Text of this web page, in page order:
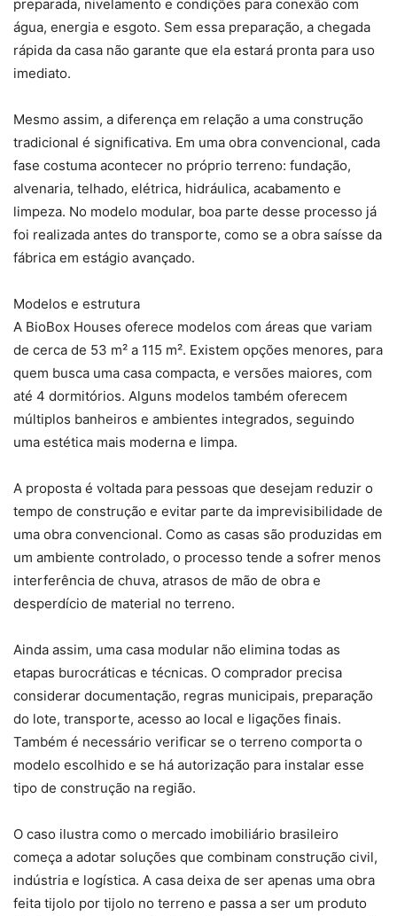
preparada, nivelamento e condições para conexão com
água, energia e esgoto. Sem essa preparação, a chegada
rápida da casa não garante que ela estará pronta para uso
imediato.
Mesmo assim, a diferença em relação a uma construção
tradicional é significativa. Em uma obra convencional, cada
fase costuma acontecer no próprio terreno: fundação,
alvenaria, telhado, elétrica, hidráulica, acabamento e
limpeza. No modelo modular, boa parte desse processo já
foi realizada antes do transporte, como se a obra saísse da
fábrica em estágio avançado.
Modelos e estrutura
A BioBox Houses oferece modelos com áreas que variam
de cerca de 53 m² a 115 m². Existem opções menores, para
quem busca uma casa compacta, e versões maiores, com
até 4 dormitórios. Alguns modelos também oferecem
múltiplos banheiros e ambientes integrados, seguindo
uma estética mais moderna e limpa.
A proposta é voltada para pessoas que desejam reduzir o
tempo de construção e evitar parte da imprevisibilidade de
uma obra convencional. Como as casas são produzidas em
um ambiente controlado, o processo tende a sofrer menos
interferência de chuva, atrasos de mão de obra e
desperdício de material no terreno.
Ainda assim, uma casa modular não elimina todas as
etapas burocráticas e técnicas. O comprador precisa
considerar documentação, regras municipais, preparação
do lote, transporte, acesso ao local e ligações finais.
Também é necessário verificar se o terreno comporta o
modelo escolhido e se há autorização para instalar esse
tipo de construção na região.
O caso ilustra como o mercado imobiliário brasileiro
começa a adotar soluções que combinam construção civil,
indústria e logística. A casa deixa de ser apenas uma obra
feita tijolo por tijolo no terreno e passa a ser um produto